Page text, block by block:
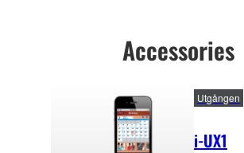
Accessories
i-UX1
Utgången